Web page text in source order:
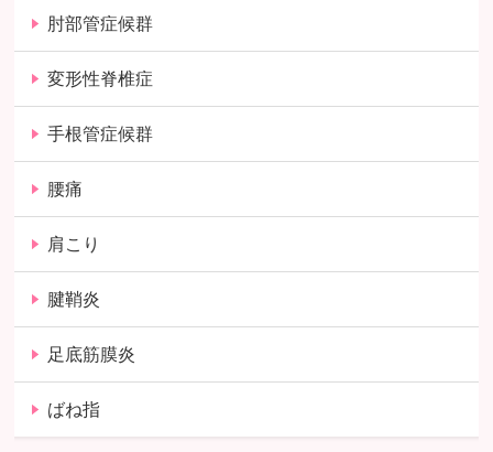
肘部管症候群
変形性脊椎症
手根管症候群
腰痛
肩こり
腱鞘炎
足底筋膜炎
ばね指